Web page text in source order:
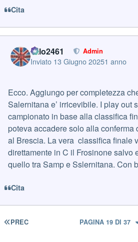
Cita
cillo2461 Admin
Inviato 13 Giugno 20251 anno
Ecco. Aggiungo per completezza
Salernitana e’ irricevibile. I play out
campionato in base alla classifica
poteva accadere solo alla
al Brescia. La vera classifica finale
direttamente in C il Frosinone salvo
quello tra Samp e Sslernitana. Con
Cita
PRIMA PAGINA
PREC PAGINA 19 DI 37